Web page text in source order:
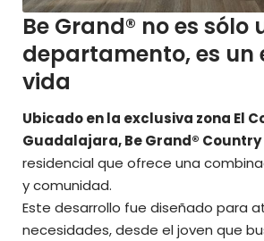
Be Grand® no es sólo
departamento, es un
vida
Ubicado en la exclusiva zona El
Guadalajara, Be Grand® Country
residencial que ofrece una
y comunidad.
Este desarrollo fue diseñado para
necesidades, desde el joven que